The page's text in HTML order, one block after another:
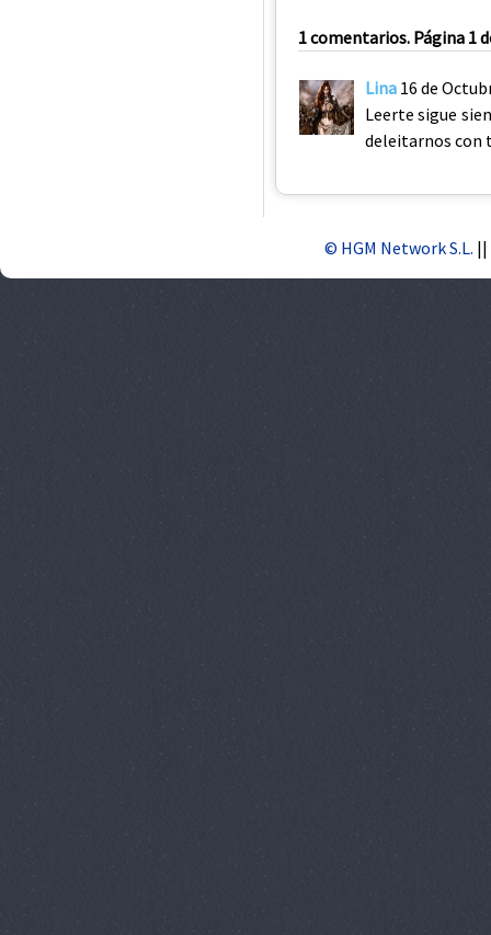
1 comentarios. Página 1
Lina 16 de
Leerte sigue
deleitarnos con
© HGM Network S.L. ||